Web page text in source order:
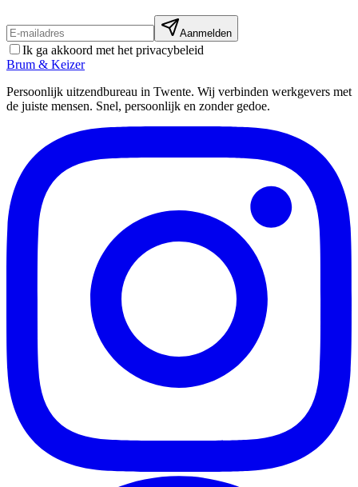
Aanmelden
Ik ga akkoord met het privacybeleid
Brum & Keizer
Persoonlijk uitzendbureau in Twente. Wij verbinden werkgevers met
de juiste mensen. Snel, persoonlijk en zonder gedoe.